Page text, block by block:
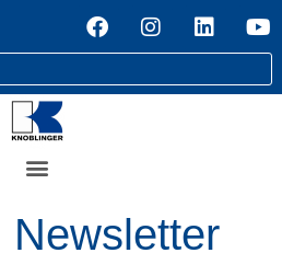
Newsletter